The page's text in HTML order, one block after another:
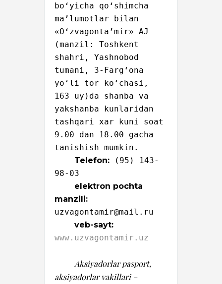
bo‘yicha qo‘shimcha
maʼlumotlar bilan
«O‘zvagontaʼmir» AJ
(manzil: Toshkent
shahri, Yashnobod
tumani, 3-Farg‘ona
yo‘li tor ko‘chasi,
163 uy)da shanba va
yakshanba kunlaridan
tashqari xar kuni soat
9.00 dan 18.00 gacha
tanishish mumkin.
Telefon: (95) 143-
98-03
elektron pochta
manzili:
uzvagontamir@mail.ru
veb-sayt:
www.uzvagontamir.uz
Aksiyadorlar pasport,
aksiyadorlar vakillari –